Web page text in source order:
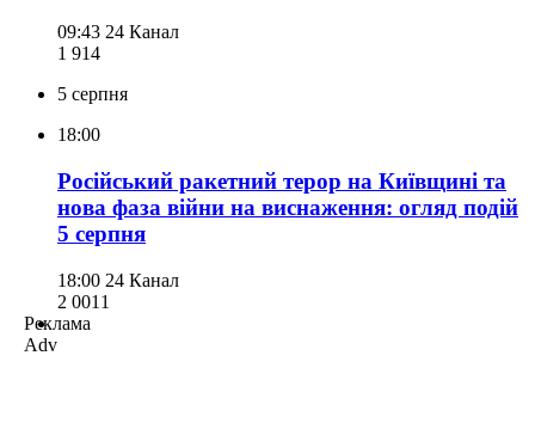
09:43 24 Канал
1 914
5 серпня
18:00
Російський ракетний терор на Київщині та
нова фаза війни на виснаження: огляд подій
5 серпня
18:00 24 Канал
2 001 1
Реклама
Adv